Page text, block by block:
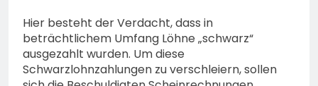
Hier besteht der Verdacht, dass in
beträchtlichem Umfang Löhne „schwarz“
ausgezahlt wurden. Um diese
Schwarzlohnzahlungen zu verschleiern, sollen